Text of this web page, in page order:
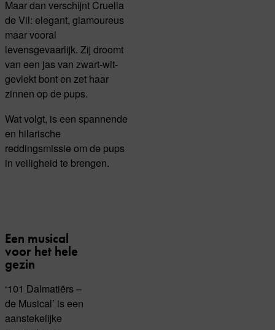
Maar dan verschijnt Cruella
de Vil: elegant, glamoureus
maar vooral
levensgevaarlijk. Zij droomt
van een jas van zwart-wit-
gevlekt bont en zet haar
zinnen op de pups.
Wat volgt, is een spannende
en hilarische
reddingsmissie om de pups
in veiligheid te brengen.
Een musical
voor het hele
gezin
‘101 Dalmatiërs –
de Musical’ is een
aanstekelijke